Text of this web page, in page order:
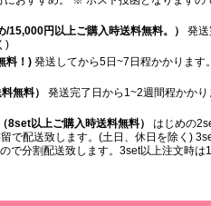
15,000円以上ご購入時送料無料。）
発送
)
料！) 発送してから5日~7日程かかります
無料）
発送完了日から1~2週間程かかり
以上ご購入時送料無料）
はじめの
で配送致します。(土日、休日を除く)
で分割配送致します。3set以上注文時は